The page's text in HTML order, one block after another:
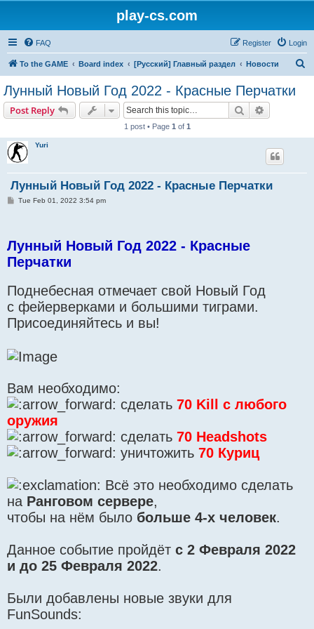
play-cs.com
FAQ Login
Register
To the GAME Board index [Русский] Главный раздел Новости
Лунный Новый Год 2022 - Красные Перчатки
Post Reply Search
1 post • Page 1 of 1
Yuri
Лунный Новый Год 2022 - Красные Перчатки
PTue Feb 01, 2022 3:54 pm
Лунный Новый Год 2022 - Красные
Перчатки
Поднебесная отмечает свой Новый Год
с фейерверками и большими тиграми.
Присоединяйтесь и вы!
Вам необходимо:
сделать 70 Kill с любого
оружия
сделать 70 Headshots
уничтожить 70 Куриц
Всё это необходимо сделать
на Ранговом сервере,
чтобы на нём было больше 4-х человек.
Данное событие пройдёт с 2 Февраля 2022
и до 25 Февраля 2022.
Были добавлены новые звуки для
FunSounds: